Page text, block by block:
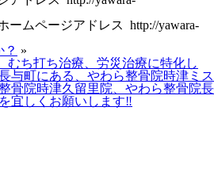
ームページアドレス http://yawara-
»
むち打ち治療、労災治療に特化し
与町にある、やわら整骨院時津ミス
骨院時津久留里院、やわら整骨院長
宜しくお願いします‼